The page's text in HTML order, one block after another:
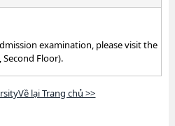
examination, please visit the
Floor).
lại Trang chủ >>